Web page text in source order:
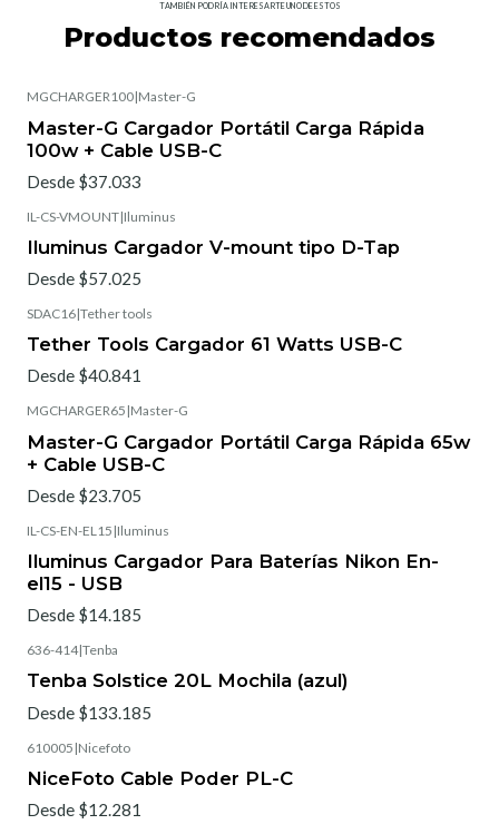
TAMBIÉN PODRÍA INTERESARTE UNO DE ESTOS
Productos recomendados
MGCHARGER100|Master-G
Master-G Cargador Portátil Carga Rápida
100w + Cable USB-C
Desde $37.033
IL-CS-VMOUNT|Iluminus
Iluminus Cargador V-mount tipo D-Tap
Desde $57.025
SDAC16|Tether tools
Tether Tools Cargador 61 Watts USB-C
Desde $40.841
MGCHARGER65 |Master-G
Master-G Cargador Portátil Carga Rápida 65w
+ Cable USB-C
Desde $23.705
IL-CS-EN-EL15 |Iluminus
Iluminus Cargador Para Baterías Nikon En-
el15 - USB
Desde $14.185
636-414|Tenba
Tenba Solstice 20L Mochila (azul)
Desde $133.185
610005 |Nicefoto
NiceFoto Cable Poder PL-C
Desde $12.281